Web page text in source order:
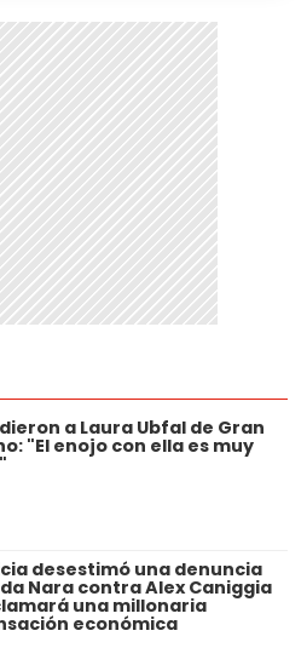
a Laura Ubfal de Gran
"El enojo con ella es muy
desestimó una denuncia
Nara contra Alex Caniggia
una millonaria
económica